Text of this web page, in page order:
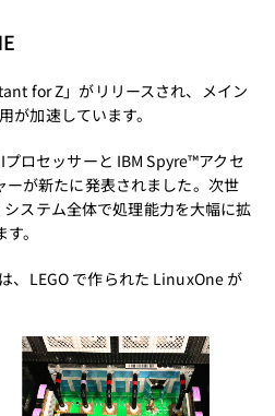
for Z」がリリースされ、メイン
が加速しています。
ロセッサーと IBM Spyre™アクセ
ーが新たに発表されました。次世
ステム全体で処理能力を大幅に拡
。
、LEGO で作られた LinuxOne が